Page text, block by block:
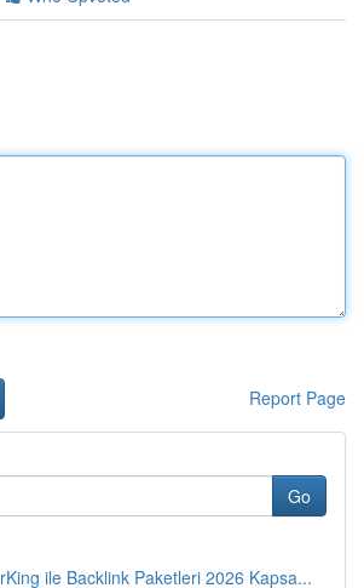
Report Page
Go
ile Backlink Paketleri 2026 Kapsa...